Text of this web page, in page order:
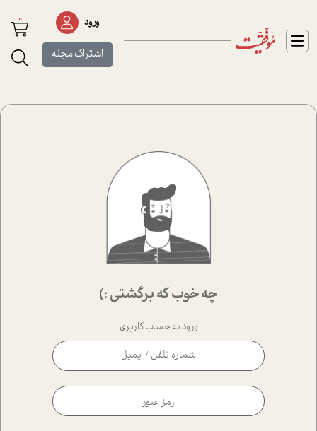
ورود
اشتراک مجله
0
چه خوب که برگشتی :)
ورود به حساب کاربری